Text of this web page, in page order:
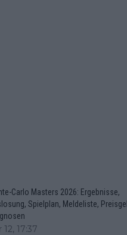
Carlo Masters 2026: Ergebnisse,
Spielplan, Meldeliste,
12, 17:37